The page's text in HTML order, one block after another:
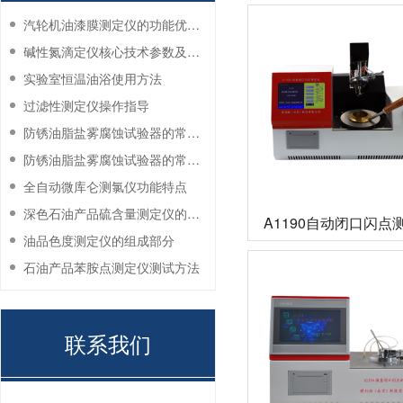
A1190自动闭口闪点
汽轮机油漆膜测定仪的功能优势有哪些？
碱性氮滴定仪核心技术参数及应用说明
实验室恒温油浴使用方法
过滤性测定仪操作指导
防锈油脂盐雾腐蚀试验器的常见故障与解决方法
防锈油脂盐雾腐蚀试验器的常见故障与解决方法
全自动微库仑测氯仪功能特点
深色石油产品硫含量测定仪的工作环境要求
油品色度测定仪的组成部分
石油产品苯胺点测定仪测试方法
联系我们